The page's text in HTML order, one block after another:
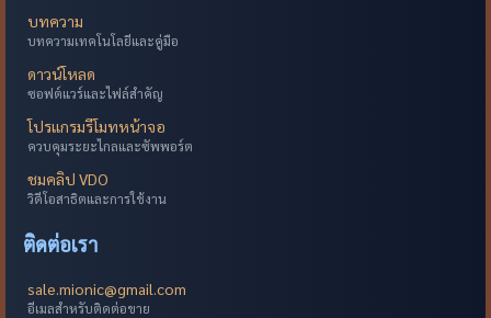
บทความ
บทความเทคโนโลยีและคู่มือ
ดาวน์โหลด
ซอฟต์แวร์และไฟล์สำคัญ
โปรแกรมรีโมทหน้าจอ
ควบคุมระยะไกลและซัพพอร์ต
ชมคลิป VDO
วิดีโอสาธิตและการใช้งาน
ติดต่อเรา
sale.mionic@gmail.com
อีเมลสำหรับติดต่อขาย